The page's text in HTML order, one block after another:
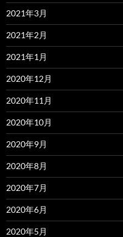
2021年3月
2021年2月
2021年1月
2020年12月
2020年11月
2020年10月
2020年9月
2020年8月
2020年7月
2020年6月
2020年5月